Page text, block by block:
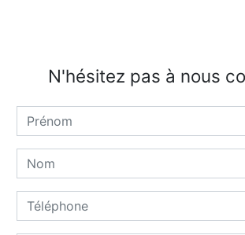
N'hésitez pas à nous